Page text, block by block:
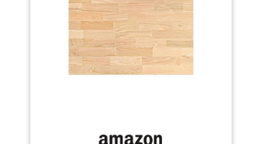
robustesse et une stabilité exceptionnelles,
adaptées à une utilisation intensive en intérieur
comme en extérieur.